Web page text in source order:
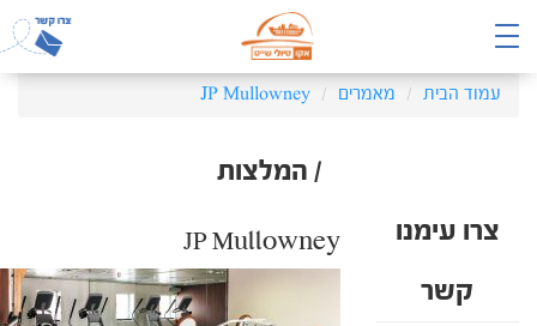
עמוד הבית מאמרים JP Mullowney
/ המלצות
צרו עימנו
קשר
JP Mullowney